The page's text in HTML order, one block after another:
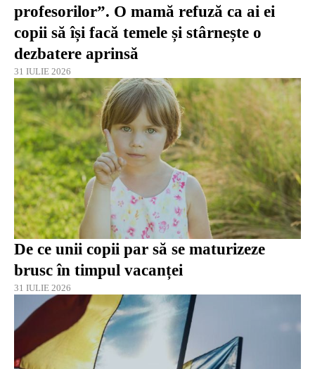
profesorilor”. O mamă refuză ca ai ei
copii să își facă temele și stârnește o
dezbatere aprinsă
31 IULIE 2026
De ce unii copii par să se maturizeze
brusc în timpul vacanței
31 IULIE 2026